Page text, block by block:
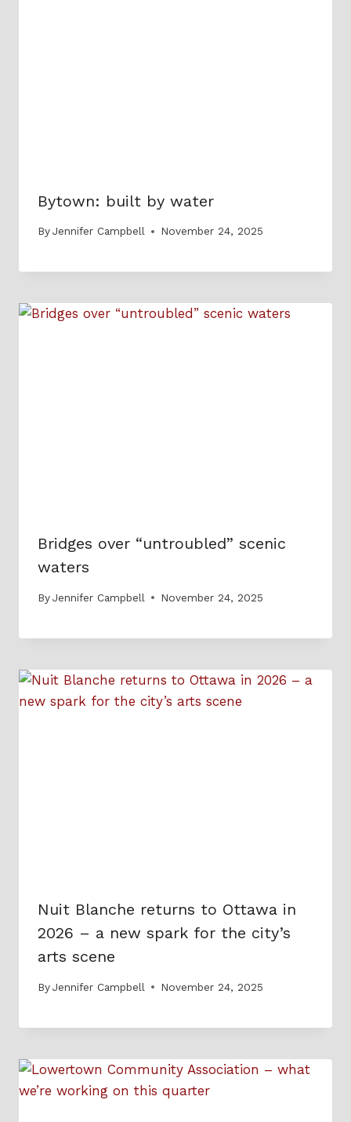
Bytown: built by water
ByJennifer Campbell November 24, 2025
Bridges over “untroubled” scenic
waters
ByJennifer Campbell November 24, 2025
Nuit Blanche returns to Ottawa in
2026 – a new spark for the city’s
arts scene
ByJennifer Campbell November 24, 2025